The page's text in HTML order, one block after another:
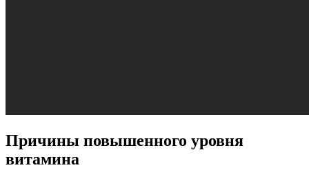
Причины повышенного уровня
витамина